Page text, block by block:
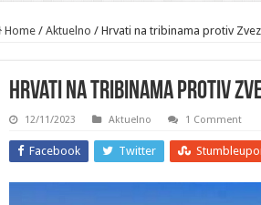
Home / Aktuelno / Hrvati na tribinama protiv
Hrvati na tribinama protiv
12/11/2023 Aktuelno 1 Comment
Facebook Twitter